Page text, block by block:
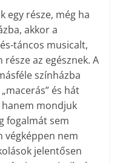
egy része, még ha
akkor a
táncos musicalt,
az egésznek. A
színházba
és hát
mondjuk
fogalmát sem
végképpen nem
jelentősen